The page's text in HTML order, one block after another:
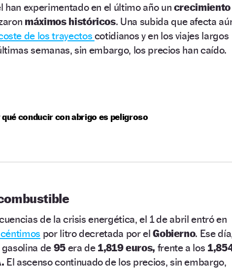
han experimentado en el último año un crecimiento
máximos históricos. Una subida que afecta
de los trayectos cotidianos y en los viajes largos
semanas, sin embargo, los precios han caído.
qué conducir con abrigo es peligroso
de la crisis energética, el 1 de abril entró en
por litro decretada por elGobierno. Ese
de 95era de 1,819 euros, frente a los
El ascenso continuado de los precios, sin embargo,